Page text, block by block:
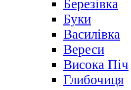
Березівка
Буки
Василівка
Вереси
Висока Піч
Глибочиця